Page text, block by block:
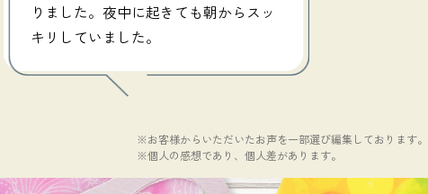
りました。夜中に起きても朝からスッ
キリしていました。
※お客様からいただいたお声を一部選び編集しております。
※個人の感想であり、個人差があります。